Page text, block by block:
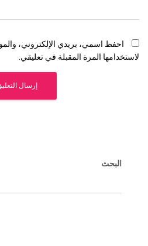
احفظ اسمي، بريدي الإلكتروني،
لاستخدامها المرة المقبلة في تعليقي.
البحث